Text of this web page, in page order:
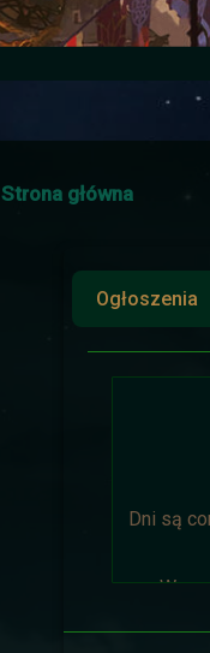
Strona główna
Ogłoszenia
Dni są